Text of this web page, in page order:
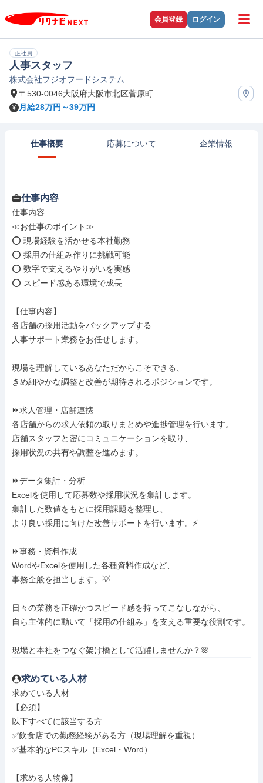
会員登録 ログイン
正社員
人事スタッフ
株式会社フジオフードシステム
〒530-0046大阪府大阪市北区菅原町
月給28万円～39万円
仕事概要 応募について 企業情報
仕事内容
仕事内容
≪お仕事のポイント≫
⭕ 現場経験を活かせる本社勤務
⭕ 採用の仕組み作りに挑戦可能
⭕ 数字で支えるやりがいを実感
⭕ スピード感ある環境で成長
【仕事内容】
各店舗の採用活動をバックアップする
人事サポート業務をお任せします。
現場を理解しているあなただからこそできる、
きめ細やかな調整と改善が期待されるポジションです。
⏩求人管理・店舗連携
各店舗からの求人依頼の取りまとめや進捗管理を行います。
店舗スタッフと密にコミュニケーションを取り、
採用状況の共有や調整を進めます。
⏩データ集計・分析
Excelを使用して応募数や採用状況を集計します。
集計した数値をもとに採用課題を整理し、
より良い採用に向けた改善サポートを行います。⚡
⏩事務・資料作成
WordやExcelを使用した各種資料作成など、
事務全般を担当します。💡
日々の業務を正確かつスピード感を持ってこなしながら、
自ら主体的に動いて「採用の仕組み」を支える重要な役割です。
現場と本社をつなぐ架け橋として活躍しませんか？🌸
求めている人材
求めている人材
【必須】
以下すべてに該当する方
✅飲食店での勤務経験がある方（現場理解を重視）
✅基本的なPCスキル（Excel・Word）
【求める人物像】